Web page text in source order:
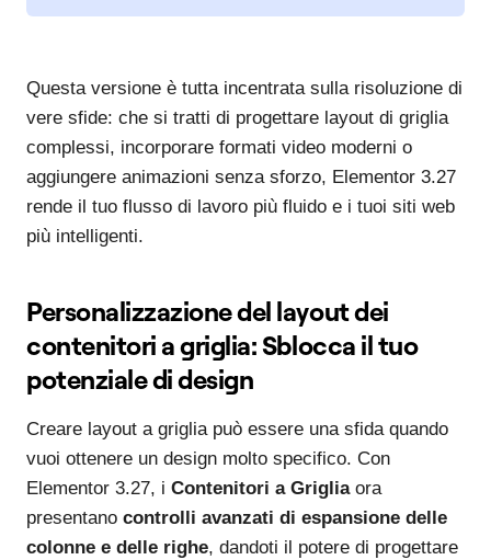
Questa versione è tutta incentrata sulla risoluzione di
vere sfide: che si tratti di progettare layout di griglia
complessi, incorporare formati video moderni o
aggiungere animazioni senza sforzo, Elementor 3.27
rende il tuo flusso di lavoro più fluido e i tuoi siti web
più intelligenti.
Personalizzazione del layout dei
contenitori a griglia: Sblocca il tuo
potenziale di design
Creare layout a griglia può essere una sfida quando
vuoi ottenere un design molto specifico. Con
Elementor 3.27, i Contenitori a Grigliaora
presentano controlli avanzati di espansione delle
colonne e delle righe, dandoti il potere di progettare